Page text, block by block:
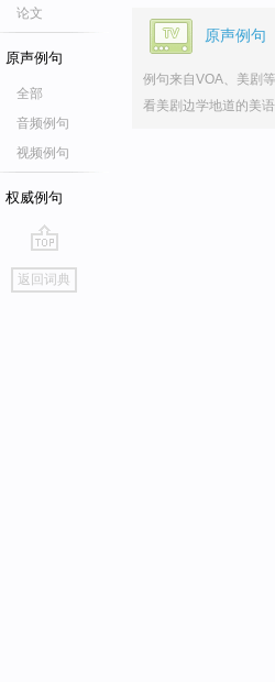
论文
原声例句
全部
音频例句
视频例句
权威例句
go
top
返回词典
原声例句
例句来自VOA、美剧
看美剧边学地道的美语